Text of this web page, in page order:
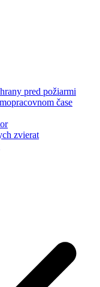
pred požiarmi
čase
zvierat